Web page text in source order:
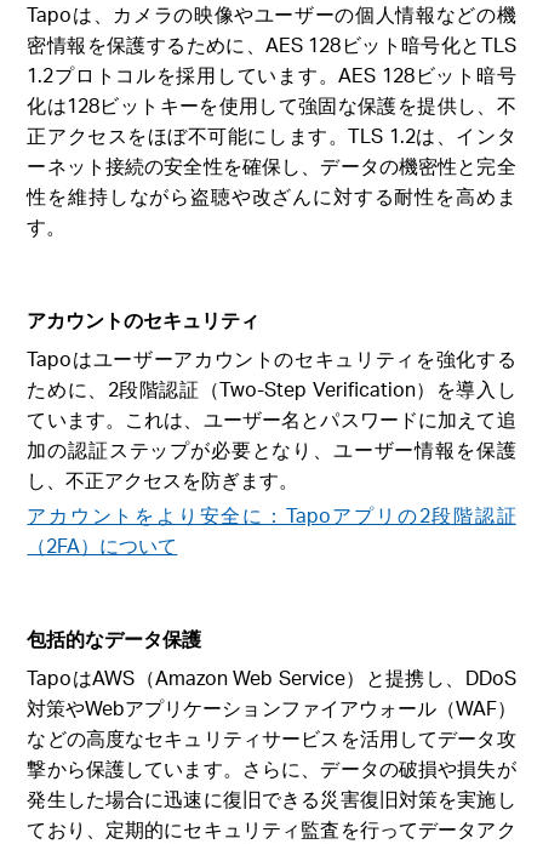
Tapoは、カメラの映像やユーザーの個人情報などの機
密情報を保護するために、AES 128ビット暗号化とTLS
1.2プロトコルを採用しています。AES 128ビット暗号
化は128ビットキーを使用して強固な保護を提供し、不
正アクセスをほぼ不可能にします。TLS 1.2は、インタ
ーネット接続の安全性を確保し、データの機密性と完全
性を維持しながら盗聴や改ざんに対する耐性を高めま
す。
アカウントのセキュリティ
Tapoはユーザーアカウントのセキュリティを強化する
ために、2段階認証（Two-Step Verification）を導入し
ています。これは、ユーザー名とパスワードに加えて追
加の認証ステップが必要となり、ユーザー情報を保護
し、不正アクセスを防ぎます。
アカウントをより安全に：Tapoアプリの2段階認証
（2FA）について
包括的なデータ保護
TapoはAWS（Amazon Web Service）と提携し、DDoS
対策やWebアプリケーションファイアウォール（WAF）
などの高度なセキュリティサービスを活用してデータ攻
撃から保護しています。さらに、データの破損や損失が
発生した場合に迅速に復旧できる災害復旧対策を実施し
ており、定期的にセキュリティ監査を行ってデータアク